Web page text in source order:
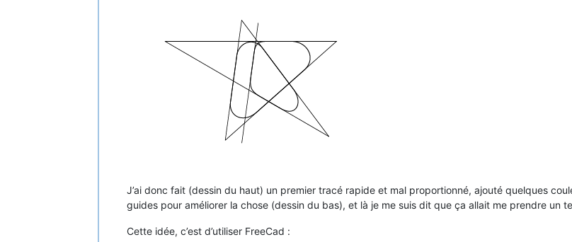
J’ai donc fait (dessin du haut) un premier tracé rapide et mal proportionné, ajouté quelques
guides pour améliorer la chose (dessin du bas), et là je me suis dit que ça allait me prendre un
Cette idée, c’est d’utiliser FreeCad :